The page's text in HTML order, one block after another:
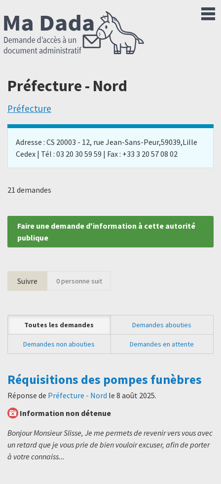
Préfecture - Nord
Préfecture
Adresse : CS 20003 - 12, rue Jean-Sans-Peur,59039,Lille
Cedex | Tél : 03 20 30 59 59 | Fax : +33 3 20 57 08 02
21 demandes
Faire une demande d'information à cette autorité
publique
Suivre 0personne suit
Toutes les demandes Demandes abouties
Demandes non abouties Demandes en attente
Réquisitions des pompes funèbres
Réponse de Préfecture - Nord le 8 août 2025.
Information non détenue
Bonjour Monsieur Slisse, Je me permets de revenir vers vous avec
un retard que je vous prie de bien vouloir excuser, afin de porter
à votre connaiss...